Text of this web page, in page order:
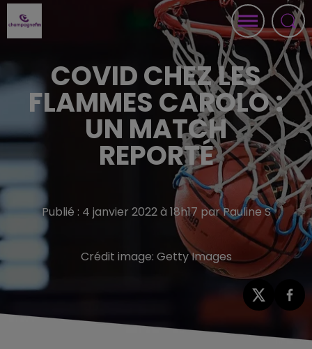
COVID CHEZ LES
FLAMMES CAROLO :
UN MATCH
REPORTÉ
Publié : 4 janvier 2022 à 18h17 par Pauline S
Crédit image: Getty Images